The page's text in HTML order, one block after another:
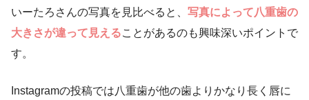
いーたろさんの写真を見比べると、 写真によって八重歯の
大きさが違って見えることがあるのも興味深いポイントで
す。
Instagramの投稿では八重歯が他の歯よりかなり長く唇に